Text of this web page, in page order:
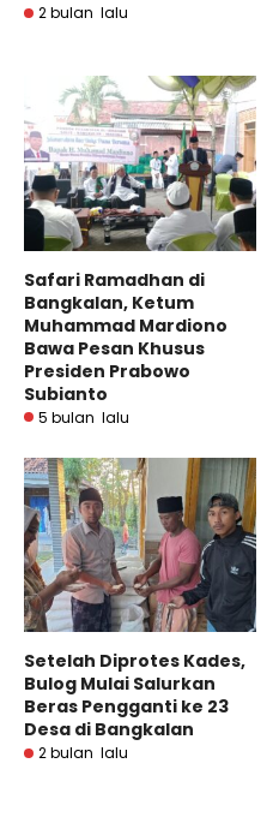
2 bulan lalu
Safari Ramadhan di
Bangkalan, Ketum
Muhammad Mardiono
Bawa Pesan Khusus
Presiden Prabowo
Subianto
5 bulan lalu
Setelah Diprotes Kades,
Bulog Mulai Salurkan
Beras Pengganti ke 23
Desa di Bangkalan
2 bulan lalu